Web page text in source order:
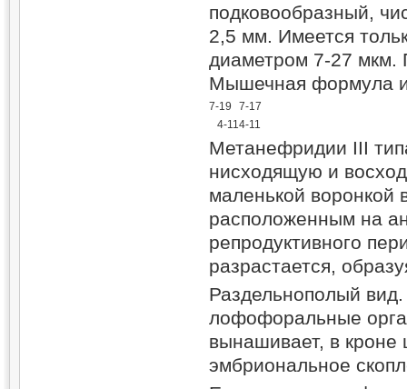
подковообразный,
2,5 мм. Имеется
диаметром 7-27 мкм.
Мышечная формула
7-19
7-17
4-114-11
Метанефридии III
нисходящую и
маленькой воронкой
расположенным на
репродуктивного
разрастается,
Раздельнополый
лофофоральные
вынашивает, в кроне
эмбриональное